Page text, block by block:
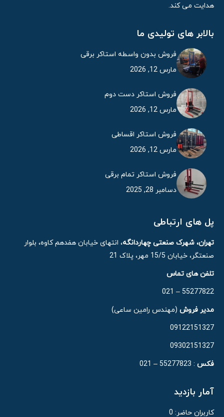
هدایت می کند.
بالابر های تولیدی ما
فروش بدون واسطه استاکر برقی
مارس 12, 2026
فروش استاکر دست دوم
مارس 12, 2026
فروش استاکر اقساطی
مارس 12, 2026
فروش استاکر تمام برقی
دسامبر 28, 2025
پل های ارتباطی
تهران، شهرک صنعتی چهاردانگه، انتهای خیابان هفدهم کاوه، بلوار
صنعتگر، خیابان 15/5 مهر، پلاک 21
تلفن های تماس
55277822 – 021
مدیر فروش (مهندس رامین ساعی)
09122151327
09302151327
فکس : 55277823 – 021
آمار بازدید
کاربران حاضر: 0